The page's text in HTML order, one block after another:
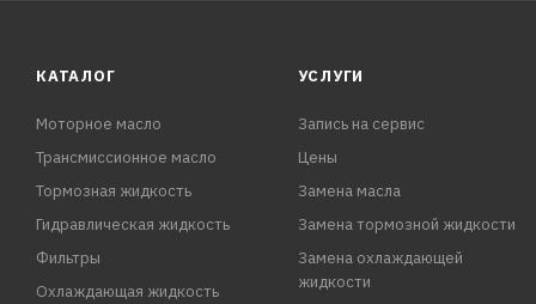
КАТАЛОГ
Моторное масло
Трансмиссионное масло
Тормозная жидкость
Гидравлическая жидкость
Фильтры
Охлаждающая жидкость
УСЛУГИ
Запись на сервис
Цены
Замена масла
Замена тормозной жидкости
Замена охлаждающей
жидкости